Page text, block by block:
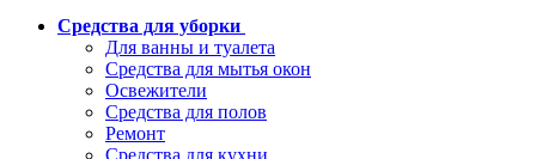
Средства для уборки
Для ванны и туалета
Средства для мытья окон
Освежители
Средства для полов
Ремонт
Средства для кухни